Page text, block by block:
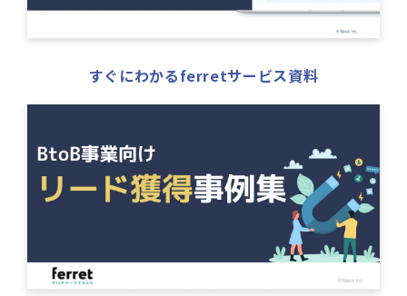
すぐにわかるferretサービス資料